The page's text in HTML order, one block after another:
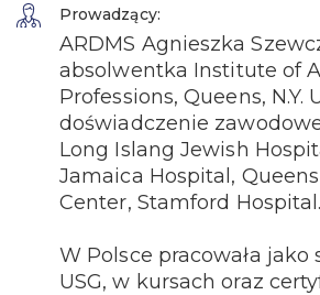
Prowadzący:
ARDMS Agnieszka
absolwentka Institute of
Professions, Queens, N.Y.
doświadczenie
Long Islang Jewish
Jamaica Hospital,
Center, Stamford Hospital.
W Polsce pracowała jako
USG, w kursach oraz